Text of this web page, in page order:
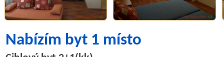
Nabízím byt 1 místo